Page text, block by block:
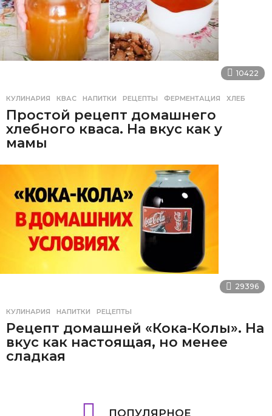
10422
КУЛИНАРИЯ КВАС ,НАПИТКИ ,РЕЦЕПТЫ ,ФЕРМЕНТАЦИЯ ,ХЛЕБ
Простой рецепт домашнего
хлебного кваса. На вкус как у
мамы
29396
КУЛИНАРИЯ НАПИТКИ ,РЕЦЕПТЫ
Рецепт домашней «Кока-Колы». На
вкус как настоящая, но менее
сладкая
ПОПУЛЯРНОЕ